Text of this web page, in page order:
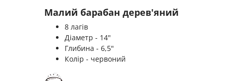
Малий барабан дерев'яний
8 лагів
Діаметр - 14"
Глибина - 6,5"
Колір - червоний